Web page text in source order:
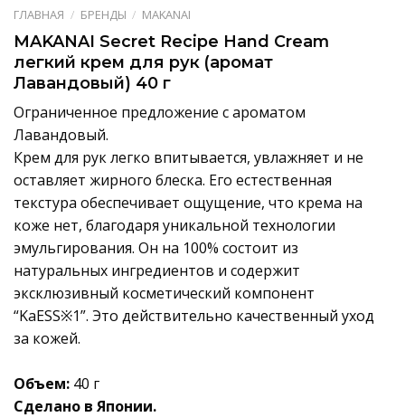
ГЛАВНАЯ / БРЕНДЫ / MAKANAI
MAKANAI Secret Recipe Hand Cream
легкий крем для рук (аромат
Лавандовый) 40 г
Ограниченное предложение с ароматом
Лавандовый.
Крем для рук легко впитывается, увлажняет и не
оставляет жирного блеска. Его естественная
текстура обеспечивает ощущение, что крема на
коже нет, благодаря уникальной технологии
эмульгирования. Он на 100% состоит из
натуральных ингредиентов и содержит
эксклюзивный косметический компонент
“KaESS※1”. Это действительно качественный уход
за кожей.
Объем: 40 г
Сделано в Японии.